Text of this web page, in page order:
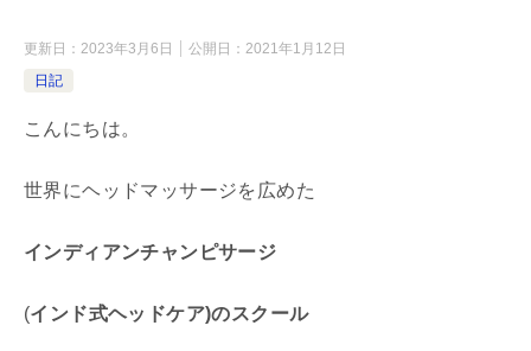
更新日： 2023年3月6日 公開日： 2021年1月12日
日記
こんにちは。
世界にヘッドマッサージを広めた
インディアンチャンピサージ
(インド式ヘッドケア)のスクール